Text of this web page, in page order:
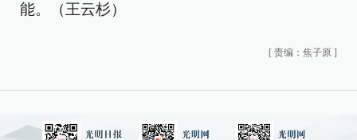
能。（王云杉）
[ 责编：焦子原 ]